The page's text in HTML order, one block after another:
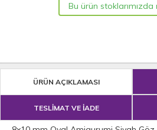
Bu ürün
ÜRÜN AÇIKLAMASI
TESLİMAT VE İADE